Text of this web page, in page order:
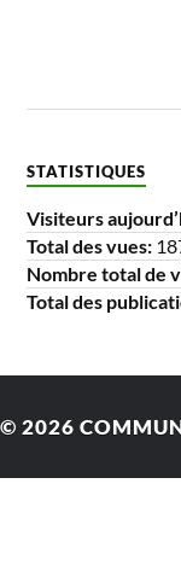
STATISTIQUES
Visiteurs
Total des vues:
Nombre total de
Total des
© 2026